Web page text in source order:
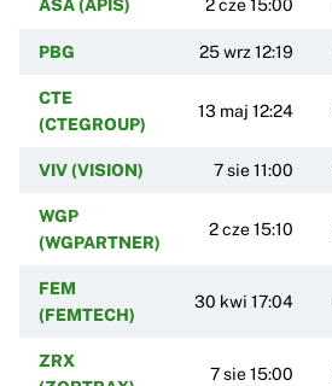
ASA (APIS) 2 cze 15:00
PBG 25 wrz 12:19
CTE
(CTEGROUP)
13 maj 12:24
VIV (VISION) 7 sie 11:00
WGP
(WGPARTNER)
2 cze 15:10
FEM
(FEMTECH)
30 kwi 17:04
ZRX
7 sie 15:00